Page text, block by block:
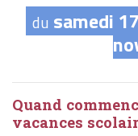
du samedi
Quand
vacances